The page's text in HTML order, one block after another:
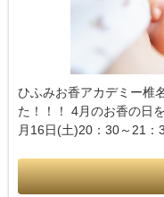
ひふみお香アカデミー椎
た！！！ 4月のお香の日
月16日(土)20：30～21